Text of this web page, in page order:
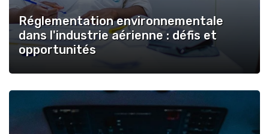
Réglementation environnementale
dans l'industrie aérienne : défis et
opportunités